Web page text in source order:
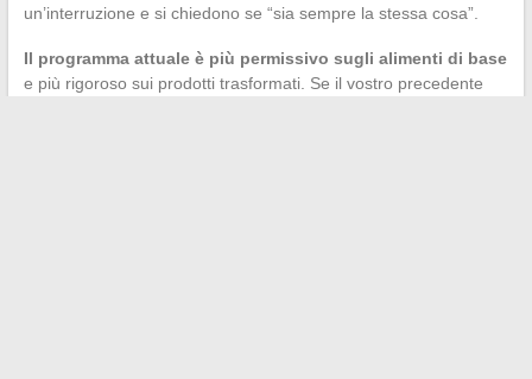
un’interruzione e si chiedono se “sia sempre la stessa cosa”.
Il programma attuale è più permissivo sugli alimenti di base
e più rigoroso sui prodotti trasformati. Se il vostro precedente